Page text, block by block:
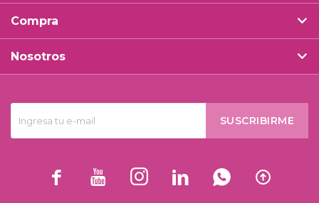
SUSCRIBIRME
     
Compra
Nosotros